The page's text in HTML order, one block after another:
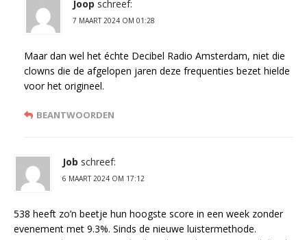
Joop schreef:
7 MAART 2024 OM 01:28
Maar dan wel het échte Decibel Radio Amsterdam, niet die
clowns die de afgelopen jaren deze frequenties bezet hielde
voor het origineel.
BEANTWOORDEN
Job schreef:
6 MAART 2024 OM 17:12
538 heeft zo’n beetje hun hoogste score in een week zonder
evenement met 9.3%. Sinds de nieuwe luistermethode.